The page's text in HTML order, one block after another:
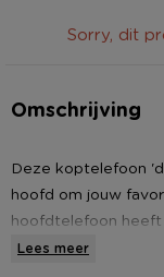
Sorry, dit
Omschrijving
Deze koptelefoon
hoofd om jouw
hoofdtelefoon heeft
smartphone, tablet
Lees meer